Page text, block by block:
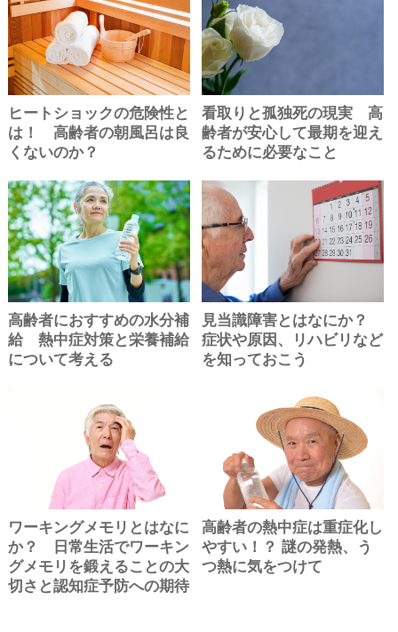
ヒートショックの危険性と
は！ 高齢者の朝風呂は良
くないのか？
看取りと孤独死の現実 高
齢者が安心して最期を迎え
るために必要なこと
高齢者におすすめの水分補
給 熱中症対策と栄養補給
について考える
見当識障害とはなにか？
症状や原因、リハビリなど
を知っておこう
ワーキングメモリとはなに
か？ 日常生活でワーキン
グメモリを鍛えることの大
切さと認知症予防への期待
高齢者の熱中症は重症化し
やすい！？ 謎の発熱、う
つ熱に気をつけて